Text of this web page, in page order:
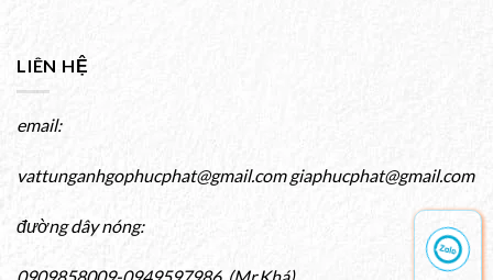
LIÊN HỆ
email:
vattunganhgophucphat@gmail.com giaphucphat@gmail.com
đường dây nóng:
0909858009-0949597986 (Mr.Khá)